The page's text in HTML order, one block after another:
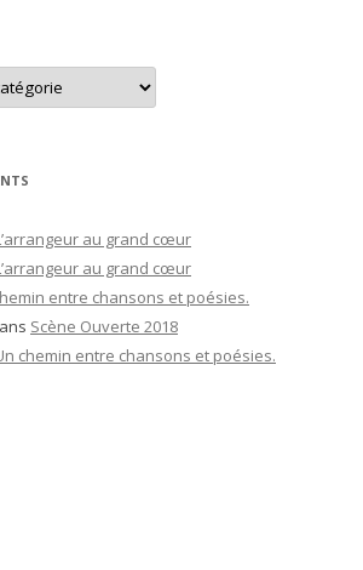
au grand cœur
au grand cœur
entre chansons et poésies.
Scène Ouverte 2018
chemin entre chansons et poésies.